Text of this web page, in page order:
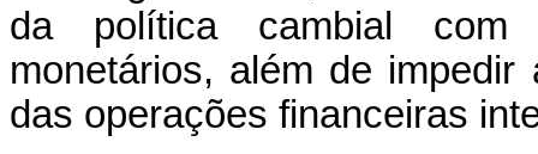
da política cambial com
monetários, além de
das operações financeiras